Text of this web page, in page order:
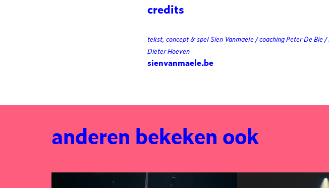
credits
tekst, concept & spel Sien Vanmaele / coaching Peter De
Dieter Hoeven
sienvanmaele.be
anderen bekeken ook